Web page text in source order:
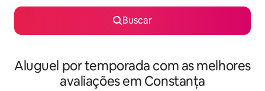
Buscar
Aluguel por temporada com as melhores
avaliações em Constanța